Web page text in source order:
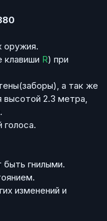
оружия.
клавиши R) при
а так же
высотой 2.3 метра,
голоса.
гнилыми.
изменений и